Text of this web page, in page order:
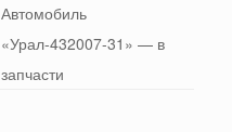
Автомобиль
«Урал-432007-31» — в
запчасти